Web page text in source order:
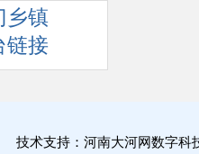
乡镇
链接
技术支持：河南大河网数字科